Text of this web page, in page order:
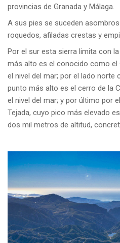
provincias de Granada y Málaga.
A sus pies se suceden
roquedos, afiladas crestas y
Por el sur esta sierra limita con
más alto es el conocido como el
el nivel del mar; por el lado norte
punto más alto es el cerro de la
el nivel del mar; y por último por
Tejada, cuyo pico más elevado
dos mil metros de altitud,